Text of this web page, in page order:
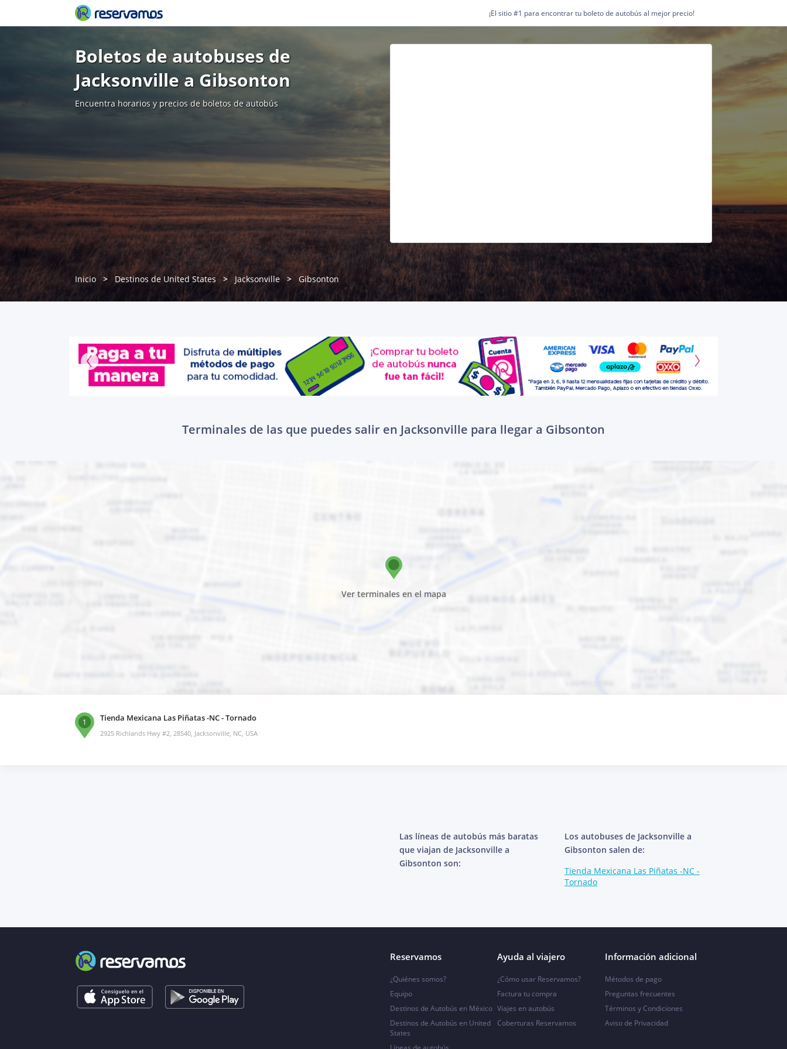
¡El sitio #1 para encontrar tu boleto de autobús al mejor precio!
Boletos de autobuses de
Jacksonville a Gibsonton
Encuentra horarios y precios de boletos de autobús
Inicio Destinos de United States Jacksonville Gibsonton
Terminales de las que puedes salir en Jacksonville para llegar a Gibsonton
Ver terminales en el mapa
1 Tienda Mexicana Las Piñatas -NC - Tornado
2925 Richlands Hwy #2, 28540, Jacksonville, NC, USA
Las líneas de autobús más baratas
que viajan de Jacksonville a
Gibsonton son:
Los autobuses de Jacksonville a
Gibsonton salen de:
Tienda Mexicana Las Piñatas -NC -
Tornado
Reservamos
¿Quiénes somos?
Equipo
Destinos de Autobús en México
Destinos de Autobús en United
States
Ayuda al viajero
¿Cómo usar Reservamos?
Factura tu compra
Viajes en autobús
Coberturas Reservamos
Información adicional
Métodos de pago
Preguntas frecuentes
Términos y Condiciones
Aviso de Privacidad